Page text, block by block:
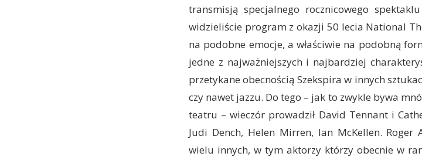
transmisją specjalnego rocznicowego
widzieliście program z okazji 50 lecia National
na podobne emocje, a właściwie na podobną
jedne z najważniejszych i najbardziej
przetykane obecnością Szekspira w innych
czy nawet jazzu. Do tego – jak to zwykle bywa
teatru – wieczór prowadził David Tennant i
Judi Dench, Helen Mirren, Ian McKellen.
wielu innych, w tym aktorzy którzy obecnie w